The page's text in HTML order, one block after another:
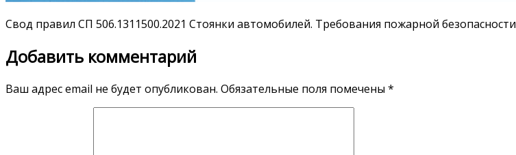
Свод правил СП 506.1311500.2021 Стоянки автомобилей. Требования пожарной безопасности
Добавить комментарий
Ваш адрес email не будет опубликован. Обязательные поля помечены *